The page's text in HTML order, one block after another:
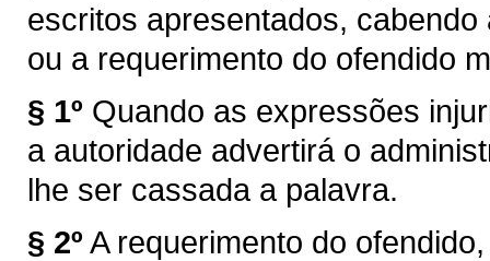
escritos apresentados,
ou a requerimento do ofendido
§ 1º Quando as expressões
a autoridade advertirá o
lhe ser cassada a palavra.
§ 2º A requerimento do